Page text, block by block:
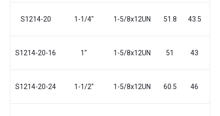
S1214-20 1-1/4" 1-5/8x12UN 51.8 43.5
S1214-20-16 1" 1-5/8x12UN 51 43
S1214-20-24 1-1/2" 1-5/8x12UN 60.5 46